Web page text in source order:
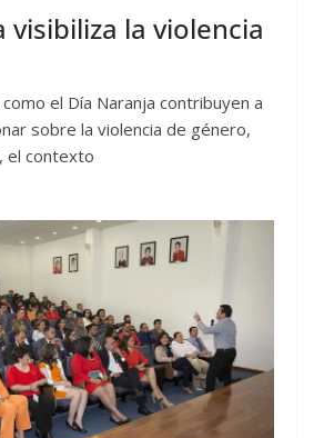
visibiliza la violencia
el Día Naranja contribuyen a
sobre la violencia de género,
el contexto